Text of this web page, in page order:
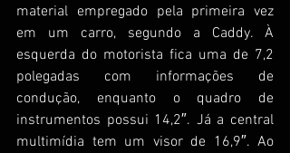
material empregado pela primeira vez
em um carro, segundo a Caddy. À
esquerda do motorista fica uma de 7,2
polegadas com informações de
condução, enquanto o quadro de
instrumentos possui 14,2″. Já a central
multimídia tem um visor de 16,9″. Ao